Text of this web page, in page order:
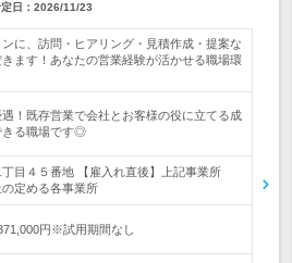
日： 2026/11/23
に、訪問・ヒアリング・見積作成・提案な
ます！あなたの営業経験が活かせる職場環
！既存営業で会社とお客様の役に立てる成
きる職場です◎
目４５番地 【雇入れ直後】上記事業所
の定める各事業所
円※試用期間なし